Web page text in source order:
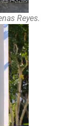
Reyes.